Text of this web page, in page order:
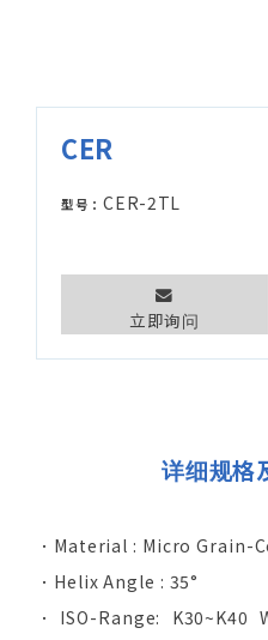
CER
型号：CER-2TL
立即询问
详细规格
．Material : Micro Grain-
．Helix Angle : 35°
．ISO-Range: K30~K40